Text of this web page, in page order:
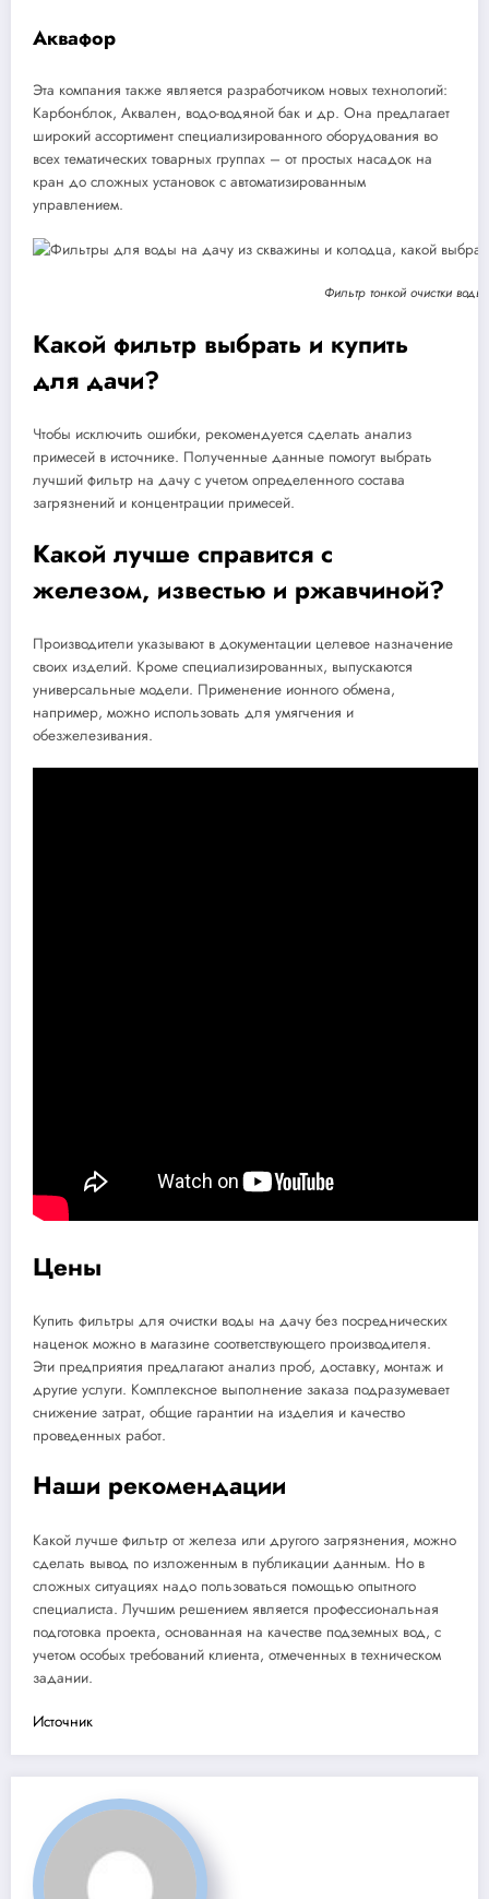
Аквафор
Эта компания также является разработчиком новых технологий:
Карбонблок, Аквален, водо-водяной бак и др. Она предлагает
широкий ассортимент специализированного оборудования во
всех тематических товарных группах – от простых насадок на
кран до сложных установок с автоматизированным
управлением.
Фильтр тонкой очистки
Какой фильтр выбрать и купить
для дачи?
Чтобы исключить ошибки, рекомендуется сделать анализ
примесей в источнике. Полученные данные помогут выбрать
лучший фильтр на дачу с учетом определенного состава
загрязнений и концентрации примесей.
Какой лучше справится с
железом, известью и ржавчиной?
Производители указывают в документации целевое назначение
своих изделий. Кроме специализированных, выпускаются
универсальные модели. Применение ионного обмена,
например, можно использовать для умягчения и
обезжелезивания.
Цены
Купить фильтры для очистки воды на дачу без посреднических
наценок можно в магазине соответствующего производителя.
Эти предприятия предлагают анализ проб, доставку, монтаж и
другие услуги. Комплексное выполнение заказа подразумевает
снижение затрат, общие гарантии на изделия и качество
проведенных работ.
Наши рекомендации
Какой лучше фильтр от железа или другого загрязнения, можно
сделать вывод по изложенным в публикации данным. Но в
сложных ситуациях надо пользоваться помощью опытного
специалиста. Лучшим решением является профессиональная
подготовка проекта, основанная на качестве подземных вод, с
учетом особых требований клиента, отмеченных в техническом
задании.
Источник